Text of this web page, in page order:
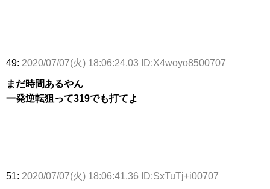
49: 2020/07/07(火) 18:06:24.03 ID:X4woyo8500707
まだ時間あるやん
一発逆転狙って319でも打てよ
51: 2020/07/07(火) 18:06:41.36 ID:SxTuTj+i00707